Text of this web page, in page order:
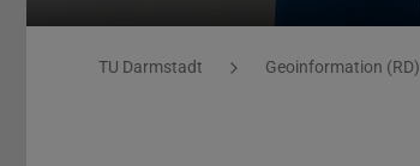
Sie befinden sich hier:
TU Darmstadt Geoinformation (RD)